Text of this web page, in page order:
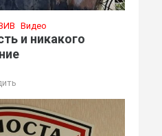
Видео
и никакого